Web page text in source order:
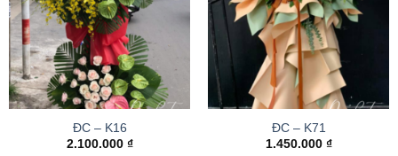
ĐC – K16
2.100.000 ₫
ĐC – K71
1.450.000 ₫